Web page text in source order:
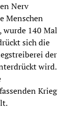
Nerv
Menschen
wurde 140 Mal
sich die
der
wird.
Krieg